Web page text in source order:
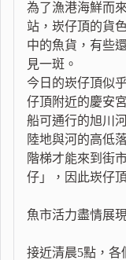
為了漁港海鮮而
站，崁仔頂的貨
中的魚貨，有些
見一斑。
今日的崁仔頂似
仔頂附近的慶安
船可通行的旭川
陸地與河的高低
階梯才能來到街
仔」，因此崁仔
魚市活力盡情展現
接近清晨5點，各